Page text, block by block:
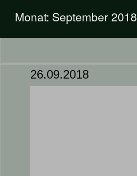
Monat: September 2018
26.09.2018